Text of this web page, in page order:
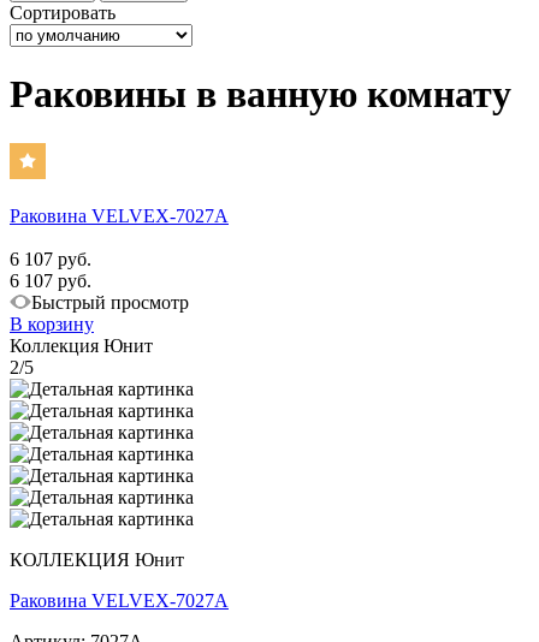
Сортировать
Раковины в ванную комнату
Раковина VELVEX-7027A
6 107 руб.
6 107 руб.
Быстрый просмотр
В корзину
Коллекция Юнит
2/5
КОЛЛЕКЦИЯ Юнит
Раковина VELVEX-7027A